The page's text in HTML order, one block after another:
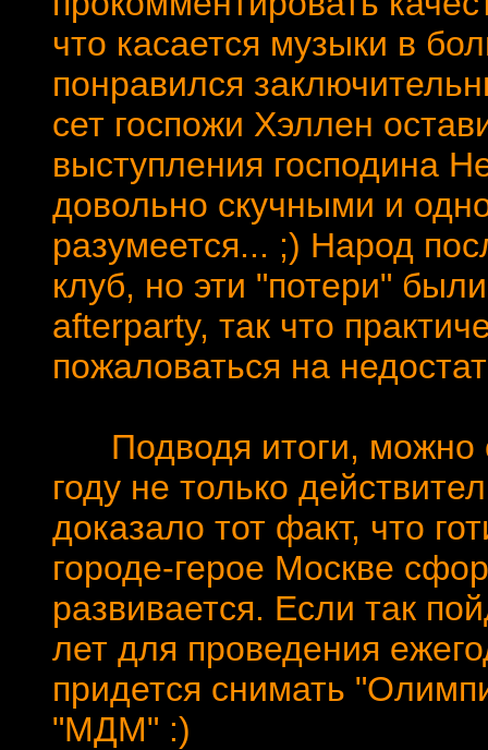
что касается музыки в
понравился
сет госпожи Хэллен
выступления господина
довольно скучными и
разумеется... ;) Народ
клуб, но эти "потери"
afterparty, так что
пожаловаться на
Подводя итоги, можно
году не только
доказало тот факт, что
городе-герое Москве
развивается. Если так
лет для проведения
придется снимать
"МДМ" :)